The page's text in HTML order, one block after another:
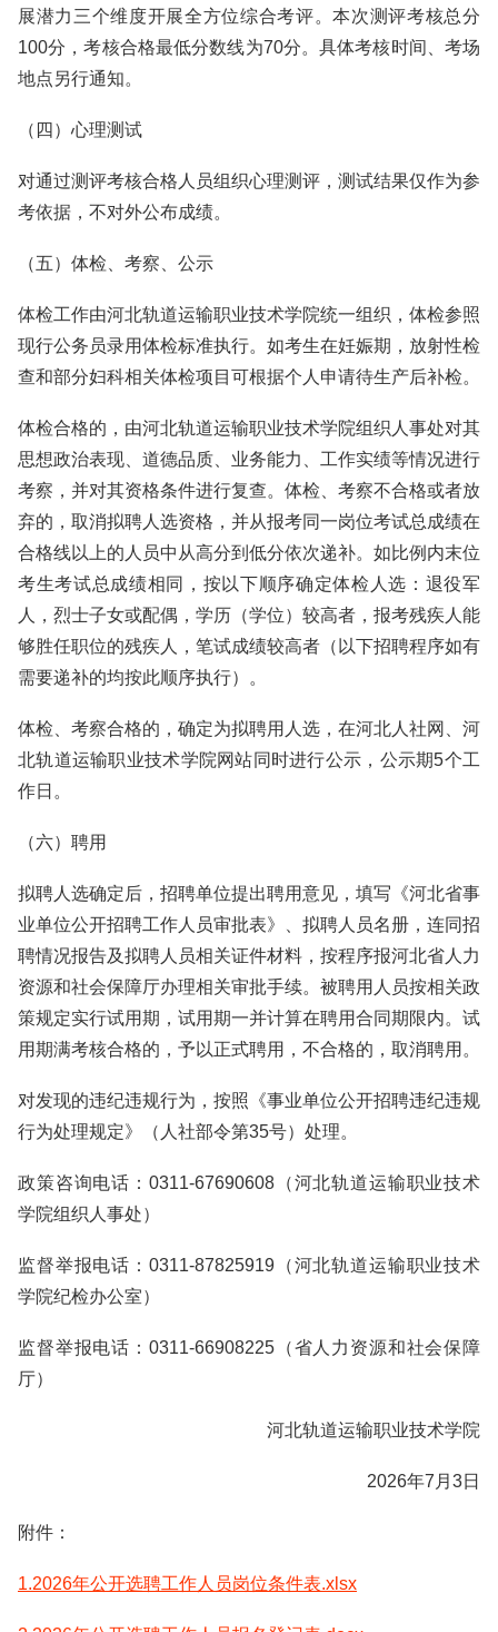
展潜力三个维度开展全方位综合考评。本次测评考核总分
100分，考核合格最低分数线为70分。具体考核时间、考场
地点另行通知。
（四）心理测试
对通过测评考核合格人员组织心理测评，测试结果仅作为参
考依据，不对外公布成绩。
（五）体检、考察、公示
体检工作由河北轨道运输职业技术学院统一组织，体检参照
现行公务员录用体检标准执行。如考生在妊娠期，放射性检
查和部分妇科相关体检项目可根据个人申请待生产后补检。
体检合格的，由河北轨道运输职业技术学院组织人事处对其
思想政治表现、道德品质、业务能力、工作实绩等情况进行
考察，并对其资格条件进行复查。体检、考察不合格或者放
弃的，取消拟聘人选资格，并从报考同一岗位考试总成绩在
合格线以上的人员中从高分到低分依次递补。如比例内末位
考生考试总成绩相同，按以下顺序确定体检人选：退役军
人，烈士子女或配偶，学历（学位）较高者，报考残疾人能
够胜任职位的残疾人，笔试成绩较高者（以下招聘程序如有
需要递补的均按此顺序执行）。
体检、考察合格的，确定为拟聘用人选，在河北人社网、河
北轨道运输职业技术学院网站同时进行公示，公示期5个工
作日。
（六）聘用
拟聘人选确定后，招聘单位提出聘用意见，填写《河北省事
业单位公开招聘工作人员审批表》、拟聘人员名册，连同招
聘情况报告及拟聘人员相关证件材料，按程序报河北省人力
资源和社会保障厅办理相关审批手续。被聘用人员按相关政
策规定实行试用期，试用期一并计算在聘用合同期限内。试
用期满考核合格的，予以正式聘用，不合格的，取消聘用。
对发现的违纪违规行为，按照《事业单位公开招聘违纪违规
行为处理规定》（人社部令第35号）处理。
政策咨询电话：0311-67690608（河北轨道运输职业技术
学院组织人事处）
监督举报电话：0311-87825919（河北轨道运输职业技术
学院纪检办公室）
监督举报电话：0311-66908225（省人力资源和社会保障
厅）
河北轨道运输职业技术学院
2026年7月3日
附件：
1.2026年公开选聘工作人员岗位条件表.xlsx